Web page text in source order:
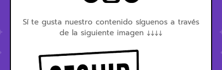
Sí te gusta nuestro contenido síguenos a través
de la siguiente imagen ↓↓↓↓